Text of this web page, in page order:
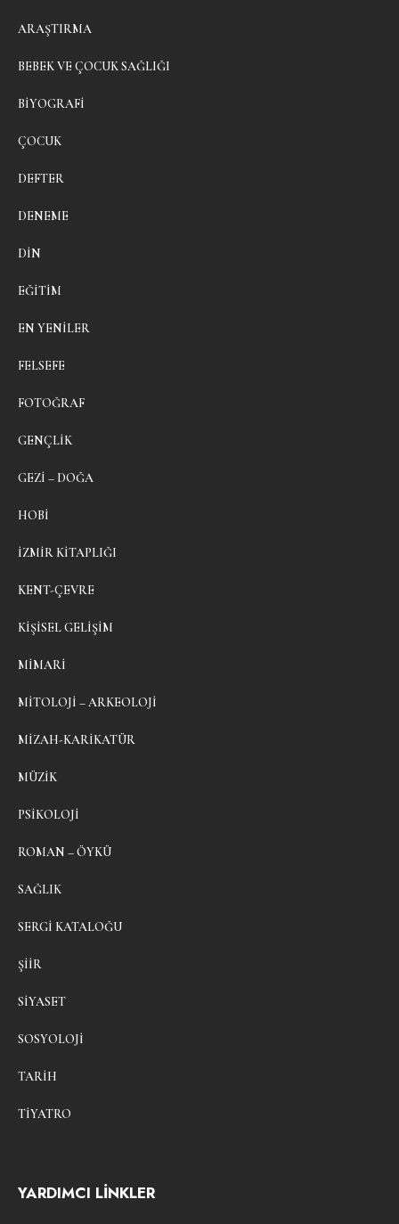
ARAŞTIRMA
BEBEK VE ÇOCUK SAĞLIĞI
BIYOGRAFI
ÇOCUK
DEFTER
DENEME
DIN
EĞITIM
EN YENILER
FELSEFE
FOTOĞRAF
GENÇLIK
GEZI – DOĞA
HOBI
İZMIR KITAPLIĞI
KENT-ÇEVRE
KIŞISEL GELIŞIM
MIMARI
MITOLOJI – ARKEOLOJI
MIZAH-KARIKATÜR
MÜZIK
PSIKOLOJI
ROMAN – ÖYKÜ
SAĞLIK
SERGI KATALOĞU
ŞIIR
SIYASET
SOSYOLOJI
TARIH
TIYATRO
YARDIMCI LİNKLER